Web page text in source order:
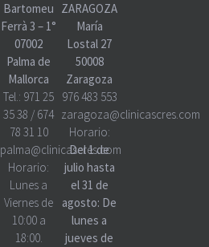
Bartomeu
Ferrà 3 – 1°
07002
Palma de
Mallorca
Tel.: 971 25
35 38 / 674
78 31 10
palma@clinicascres.com
Horario:
Lunes a
Viernes de
10:00 a
18:00.
ZARAGOZA
María
Lostal 27
50008
Zaragoza
976 483 553
zaragoza@clinicascres.com
Horario:
Del 1 de
julio hasta
el 31 de
agosto: De
lunes a
jueves de